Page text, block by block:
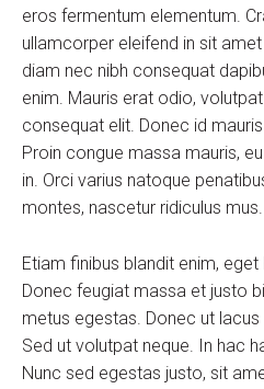
eros fermentum elementum.
ullamcorper eleifend in sit
diam nec nibh consequat
enim. Mauris erat odio,
consequat elit. Donec id
Proin congue massa mauris,
in. Orci varius natoque
montes, nascetur ridiculus mus.
Etiam finibus blandit enim,
Donec feugiat massa et justo
metus egestas. Donec ut
Sed ut volutpat neque. In hac
Nunc sed egestas justo, sit